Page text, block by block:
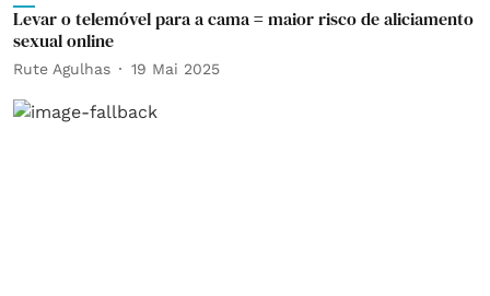
Levar o telemóvel para a cama = maior risco de aliciamento
sexual online
Rute Agulhas 19 Mai 2025